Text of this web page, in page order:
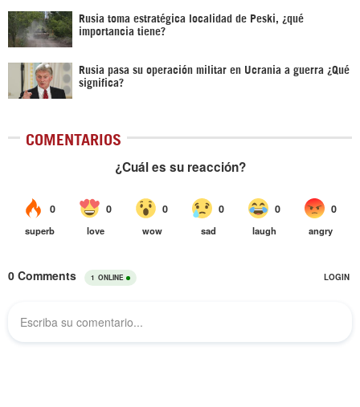
Rusia toma estratégica localidad de Peski, ¿qué
importancia tiene?
Rusia pasa su operación militar en Ucrania a guerra ¿Qué
significa?
COMENTARIOS